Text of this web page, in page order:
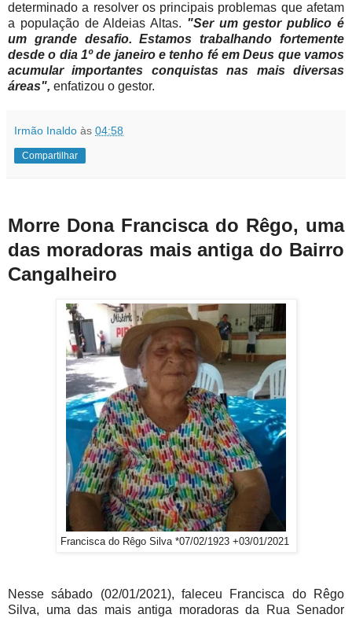
determinado a resolver os principais problemas que afetam
a população de Aldeias Altas. "Ser um gestor publico é
um grande desafio. Estamos trabalhando fortemente
desde o dia 1º de janeiro e tenho fé em Deus que vamos
acumular importantes conquistas nas mais diversas
áreas", enfatizou o gestor.
Irmão Inaldo às 04:58
Compartilhar
Morre Dona Francisca do Rêgo, uma
das moradoras mais antiga do Bairro
Cangalheiro
Francisca do Rêgo Silva *07/02/1923 +03/01/2021
Nesse sábado (02/01/2021), faleceu Francisca do Rêgo
Silva, uma das mais antiga moradoras da Rua Senador